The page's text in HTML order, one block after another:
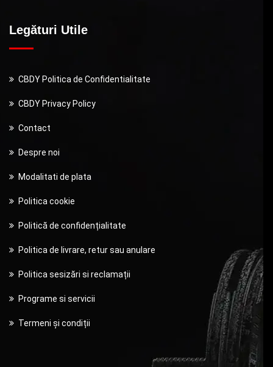
Legături Utile
CBDY Politica de Confidentialitate
CBDY Privacy Policy
Contact
Despre noi
Modalitati de plata
Politica cookie
Politică de confidențialitate
Politica de livrare, retur sau anulare
Politica sesizări si reclamații
Programe si servicii
Termeni și condiții